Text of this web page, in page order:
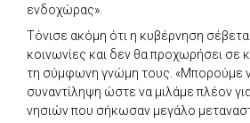
ενδοχώρας».
Τόνισε ακόμη ότι η κυβέρνηση
κοινωνίες και δεν θα προχωρήσει σε
τη σύμφωνη γνώμη τους. «Μπορούμε
συναντίληψη ώστε να μιλάμε πλέον
νησιών που σήκωσαν μεγάλο